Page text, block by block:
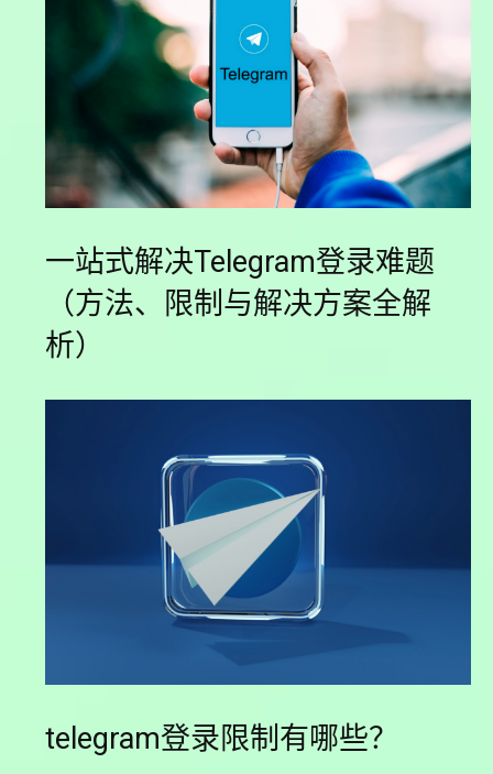
一站式解决Telegram登录难题
（方法、限制与解决方案全解
析）
telegram登录限制有哪些？